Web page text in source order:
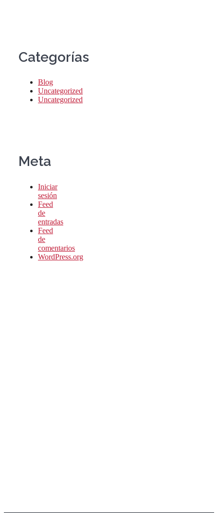
Categorías
Blog
Uncategorized
Uncategorized
Meta
Iniciar
sesión
Feed
de
entradas
Feed
de
comentarios
WordPress.org